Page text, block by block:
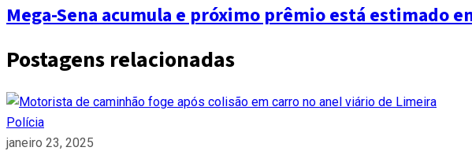
Mega-Sena acumula e próximo prêmio está estimado
Postagens relacionadas
Polícia
janeiro 23, 2025